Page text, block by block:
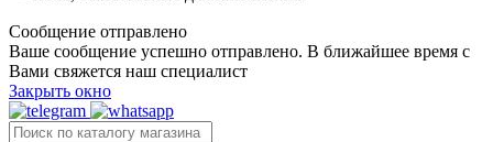
Сообщение отправлено
Ваше сообщение успешно отправлено. В ближайшее время с
Вами свяжется наш специалист
Закрыть окно